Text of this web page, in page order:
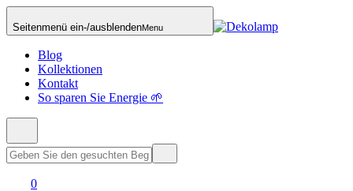
Seitenmenü ein-/ausblendenMenu
Blog
Kollektionen
Kontakt
So sparen Sie Energie 🌱
0